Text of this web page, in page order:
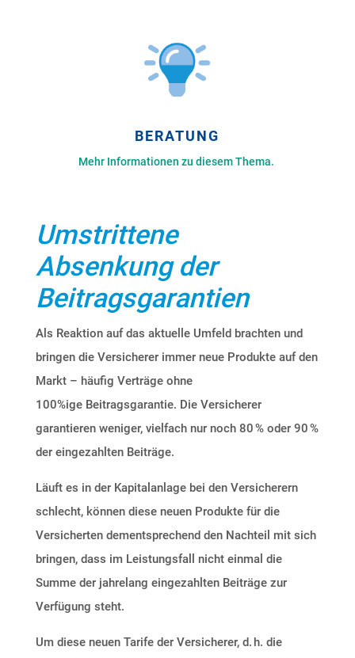
BERATUNG
Mehr Informationen zu diesem Thema.
Umstrittene
Absenkung der
Beitragsgarantien
Als Reaktion auf das aktuelle Umfeld brachten und
bringen die Versicherer immer neue Produkte auf den
Markt – häufig Verträge ohne
100%ige Beitragsgarantie. Die Versicherer
garantieren weniger, vielfach nur noch 80 % oder 90 %
der eingezahlten Beiträge.
Läuft es in der Kapitalanlage bei den Versicherern
schlecht, können diese neuen Produkte für die
Versicherten dementsprechend den Nachteil mit sich
bringen, dass im Leistungsfall nicht einmal die
Summe der jahrelang eingezahlten Beiträge zur
Verfügung steht.
Um diese neuen Tarife der Versicherer, d. h. die